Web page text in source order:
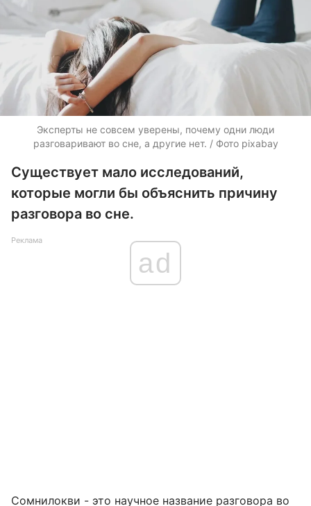
Эксперты не совсем уверены, почему одни люди
разговаривают во сне, а другие нет. / Фото pixabay
Существует мало исследований,
которые могли бы объяснить причину
разговора во сне.
Реклама
ad
Сомнилокви - это научное название разговора во